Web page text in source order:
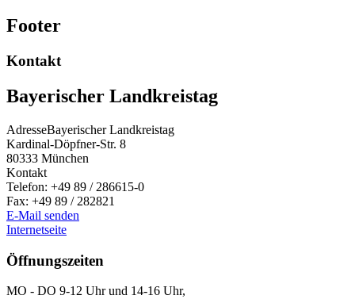
Footer
Kontakt
Bayerischer Landkreistag
AdresseBayerischer Landkreistag
Kardinal-Döpfner-Str. 8
80333 München
Kontakt
Telefon: +49 89 / 286615-0
Fax: +49 89 / 282821
E-Mail senden
Internetseite
Öffnungszeiten
MO - DO 9-12 Uhr und 14-16 Uhr,